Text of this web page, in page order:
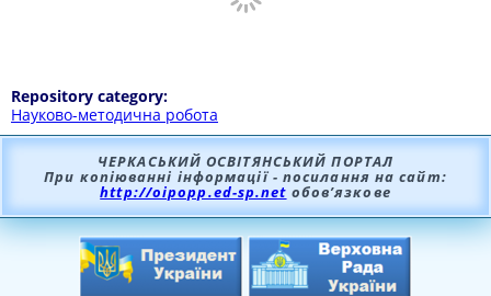
Repository category:
Науково-методична робота
ЧЕРКАСЬКИЙ ОСВІТЯНСЬКИЙ ПОРТАЛ
При копіюванні інформації - посилання на сайт:
http://oipopp.ed-sp.net обов’язкове